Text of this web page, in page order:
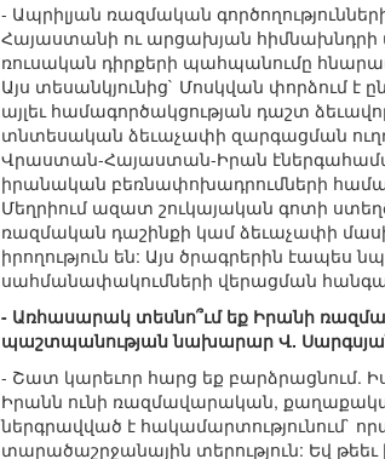
- Ապրիլյան ռազմական
Հայաստանի ու արցախյան հիմնախնդրի
ռուսական դիրքերի պահպանումը
Այս տեսանկյունից` Մոսկվան փորձում է
այլեւ համագործակցության դաշտ
տնտեսական ձեւաչափի զարգացման
Վրաստան-Հայաստան-Իրան
իրանական բեռնափոխադրումների
Մեղրիում ազատ շուկայական գոտի
ռազմական դաշինքի կամ ձեւաչափի
իրողություն են: Այս ծրագրերին
սահմանափակումների վերացման
- Առհասարակ տեսնո՞ւմ եք Իրանի
պաշտպանության նախարար Վ.
- Շատ կարեւոր հարց եք բարձրացնում.
Իրանն ունի ռազմավարական,
ներգրավված է հակամարտությունում`
տարածաշրջանային տերություն: Եվ